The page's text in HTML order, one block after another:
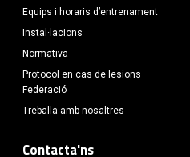
El Club
Història
Equips i horaris d’entrenament
Instal·lacions
Protocol en cas de lesions